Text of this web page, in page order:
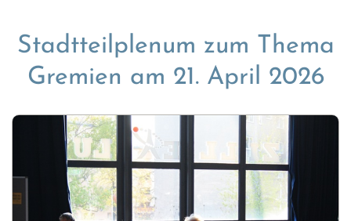
Stadtteilplenum zum Thema
Gremien am 21. April 2026